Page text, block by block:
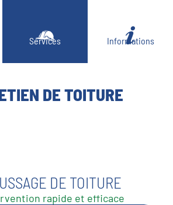
Services Informations
DE TOITURE
DE TOITURE
rapide et efficace